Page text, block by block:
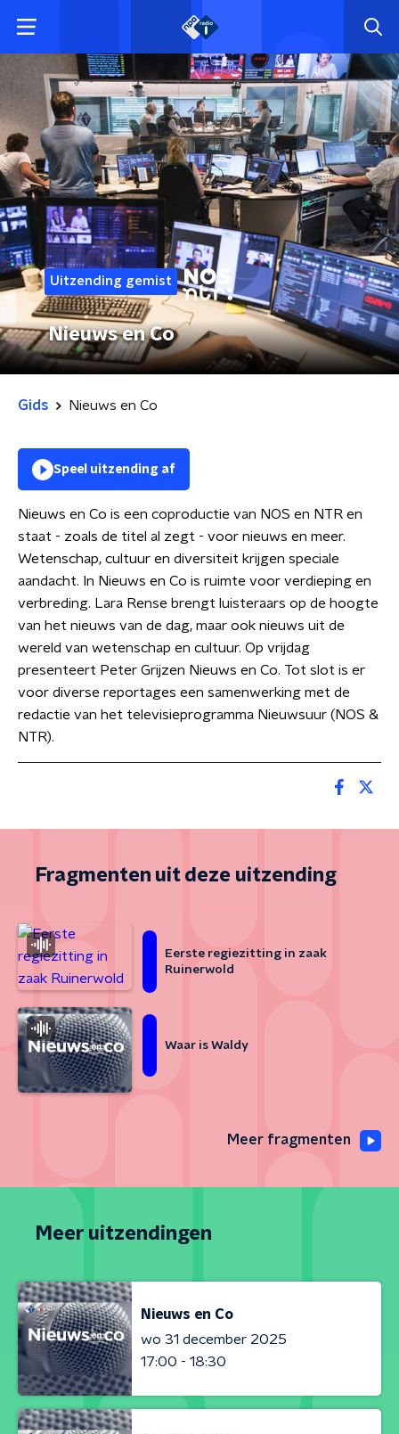
Uitzending gemist
Nieuws en Co
Gids Nieuws en Co
Speel uitzending af
Nieuws en Co is een coproductie van NOS en NTR en
staat - zoals de titel al zegt - voor nieuws en meer.
Wetenschap, cultuur en diversiteit krijgen speciale
aandacht. In Nieuws en Co is ruimte voor verdieping en
verbreding. Lara Rense brengt luisteraars op de hoogte
van het nieuws van de dag, maar ook nieuws uit de
wereld van wetenschap en cultuur. Op vrijdag
presenteert Peter Grijzen Nieuws en Co. Tot slot is er
voor diverse reportages een samenwerking met de
redactie van het televisieprogramma Nieuwsuur (NOS &
NTR).
Fragmenten uit deze uitzending
Eerste regiezitting in zaak
Ruinerwold
Waar is Waldy
Meer fragmenten
Meer uitzendingen
Nieuws en Co
wo 31 december 2025
17:00 - 18:30